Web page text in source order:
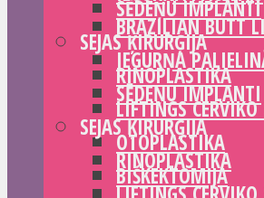
SĒDEŅU IMPLANTI
SEJAS ĶIRURĢIJA
RINOPLASTIKA
LIFTINGS CERVIKO
OTOPLASTIKA
BIŠKEKTOMIJA
BRAZILIAN BUTT
IEGURŅA
SĒDEŅU IMPLANTI
SEJAS ĶIRURĢIJA
RINOPLASTIKA